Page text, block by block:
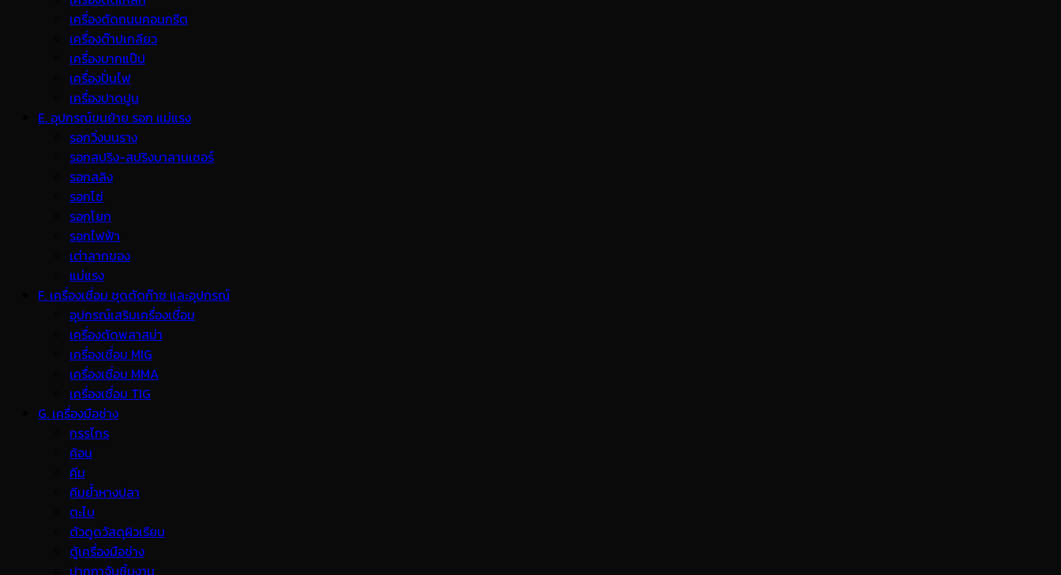
เครื่องตัดถนนคอนกรีต
เครื่องต๊าปเกลียว
เครื่องบากแป๊ป
เครื่องปั่นไฟ
เครื่องปาดปูน
E. อุปกรณ์ขนย้าย รอก แม่แรง
รอกวิ่งบนราง
รอกสปริง-สปริงบาลานเซอร์
รอกสลิง
รอกโซ่
รอกโยก
รอกไฟฟ้า
เต่าลากของ
แม่แรง
F. เครื่องเชื่อม ชุดตัดก๊าซ และอุปกรณ์
อุปกรณ์เสริมเครื่องเชื่อม
เครื่องตัดพลาสม่า
เครื่องเชื่อม MIG
เครื่องเชื่อม MMA
เครื่องเชื่อม TIG
G. เครื่องมือช่าง
กรรไกร
ค้อน
คีม
คีมย้ำหางปลา
ตะไบ
ตัวดูดวัสดุผิวเรียบ
ตู้เครื่องมือช่าง
ปากกาจับชิ้นงาน